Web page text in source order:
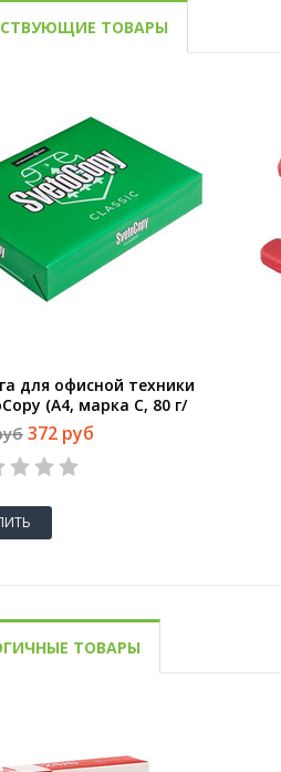
ТОВАРЫ
для офисной техники
(A4, марка C, 80 г/
листов)
372 руб
ТОВАРЫ